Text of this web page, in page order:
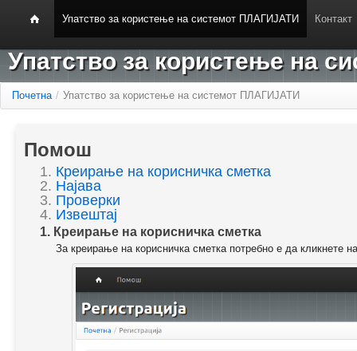
Упатство за користење на системот ПЛАГИЈАТИ Контакт
Упатство за користење на
Почетна / Упатство за користење на системот ПЛАГИЈАТИ
Помош
1. Креирање на корисничка сметка
2. Најава
3. Проверки
4. Извештај
1. Креирање на корисничка сметка
За креирање на корисничка сметка потребно е да кликнете